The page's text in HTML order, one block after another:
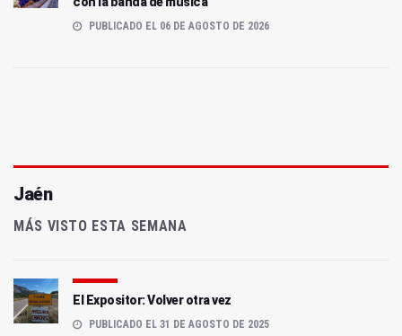
PUBLICADO EL 06 DE AGOSTO DE 2026
Jaén
MÁS VISTO ESTA SEMANA
El Expositor: Volver otra vez
PUBLICADO EL 31 DE AGOSTO DE 2025